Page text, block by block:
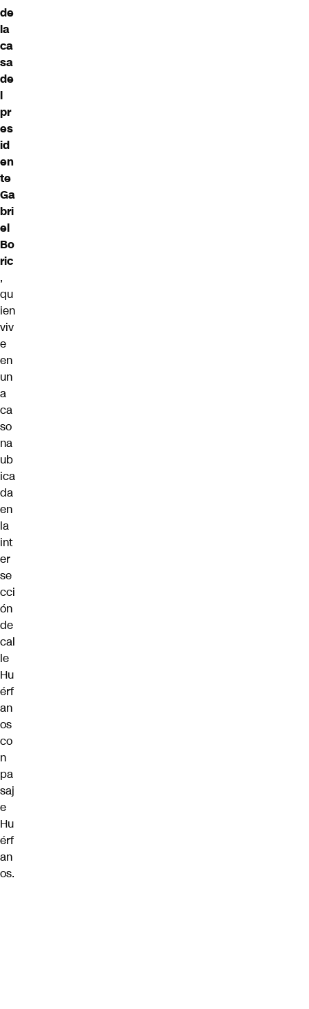
de
la
ca
sa
de
l
pr
es
id
en
te
Ga
bri
el
Bo
ric
,
qu
ien
viv
e
en
un
a
ca
so
na
ub
ica
da
en
la
int
er
se
cci
ón
de
cal
le
Hu
érf
an
os
co
n
pa
saj
e
Hu
érf
an
os.